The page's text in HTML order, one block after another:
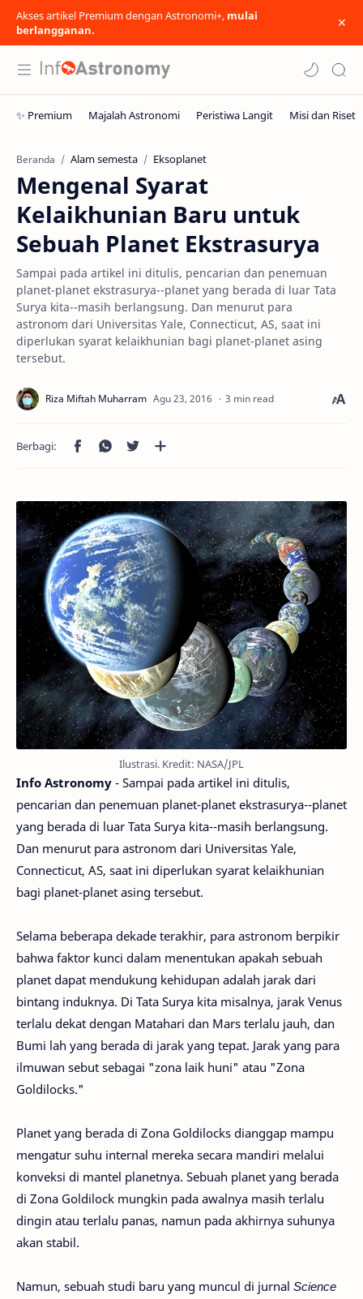
Akses artikel Premium dengan Astronomi+, mulai
berlangganan.
Beranda Alam semesta Eksoplanet
Mengenal Syarat
Kelaikhunian Baru untuk
Sebuah Planet Ekstrasurya
Sampai pada artikel ini ditulis, pencarian dan penemuan
planet-planet ekstrasurya--planet yang berada di luar Tata
Surya kita--masih berlangsung. Dan menurut para
astronom dari Universitas Yale, Connecticut, AS, saat ini
diperlukan syarat kelaikhunian bagi planet-planet asing
tersebut.
3 min read
Ilustrasi. Kredit: NASA/JPL
Info Astronomy - Sampai pada artikel ini ditulis,
pencarian dan penemuan planet-planet ekstrasurya--planet
yang berada di luar Tata Surya kita--masih berlangsung.
Dan menurut para astronom dari Universitas Yale,
Connecticut, AS, saat ini diperlukan syarat kelaikhunian
bagi planet-planet asing tersebut.
Selama beberapa dekade terakhir, para astronom berpikir
bahwa faktor kunci dalam menentukan apakah sebuah
planet dapat mendukung kehidupan adalah jarak dari
bintang induknya. Di Tata Surya kita misalnya, jarak Venus
terlalu dekat dengan Matahari dan Mars terlalu jauh, dan
Bumi lah yang berada di jarak yang tepat. Jarak yang para
ilmuwan sebut sebagai "zona laik huni" atau "Zona
Goldilocks."
Planet yang berada di Zona Goldilocks dianggap mampu
mengatur suhu internal mereka secara mandiri melalui
konveksi di mantel planetnya. Sebuah planet yang berada
di Zona Goldilock mungkin pada awalnya masih terlalu
dingin atau terlalu panas, namun pada akhirnya suhunya
akan stabil.
Namun, sebuah studi baru yang muncul di jurnal Science